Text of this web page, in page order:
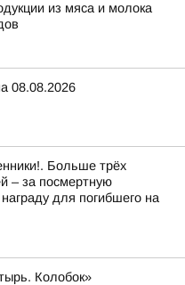
из мяса и молока
08.08.2026
Больше трёх
– за посмертную
для погибшего на
Колобок»